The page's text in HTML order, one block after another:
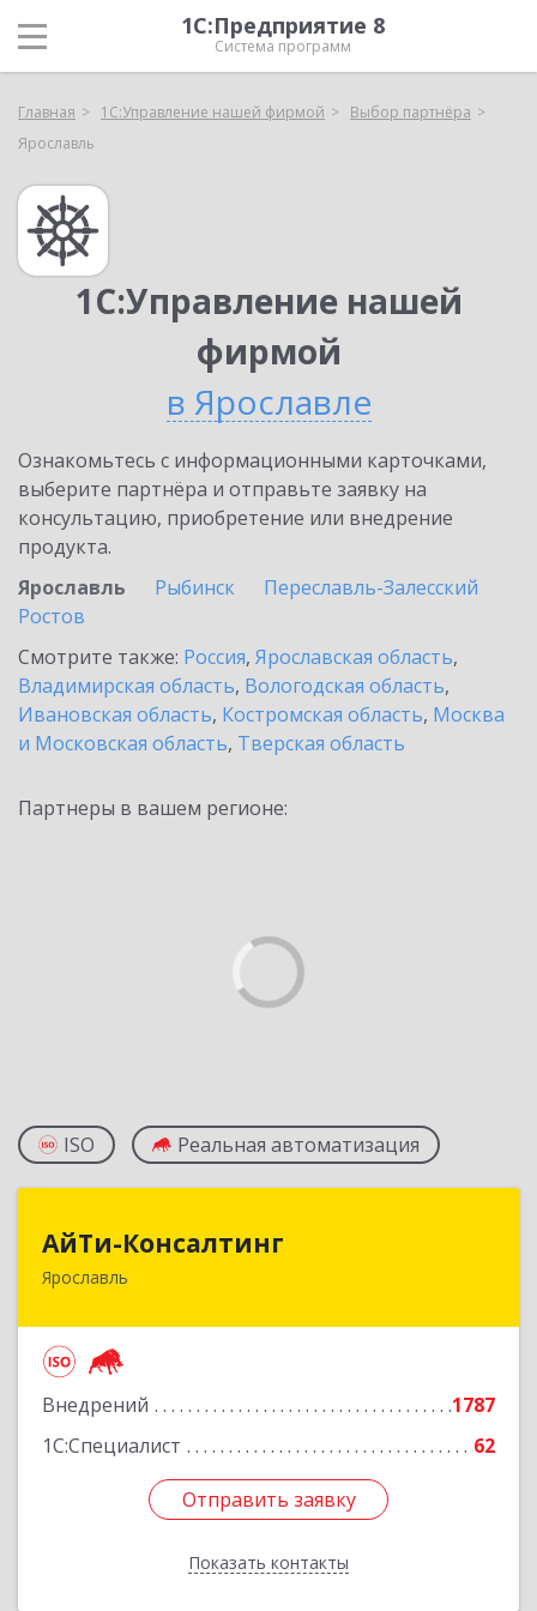
1С:Предприятие 8
Система программ
Главная 1С:Управление нашей фирмой
Выбор партнёра
Ярославль
1С:Управление нашей
фирмой
в Ярославле
Ознакомьтесь с информационными карточками,
выберите партнёра и отправьте заявку на
консультацию, приобретение или внедрение
продукта.
Ярославль
Рыбинск
Переславль-Залесский
Ростов
Смотрите также: Россия, Ярославская область,
Владимирская область, Вологодская область,
Ивановская область, Костромская область, Москва
и Московская область, Тверская область
Партнеры в вашем регионе:
ISO Реальная автоматизация
АйТи-Консалтинг
Ярославль
Внедрений
1787
1С:Специалист
62
Отправить заявку
Показать контакты
150007, Ярославская обл, Ярославль г, Урочская
Отправить заявку
Назад